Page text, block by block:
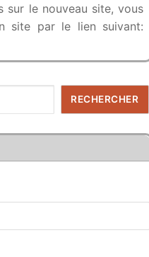
sur le nouveau site, vous
site par le lien suivant:
RECHERCHER